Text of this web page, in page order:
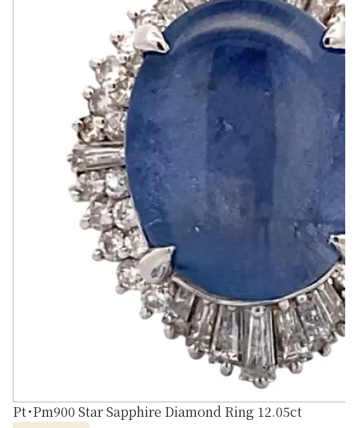
Pt･Pm900 Star Sapphire Diamond Ring 12.05ct